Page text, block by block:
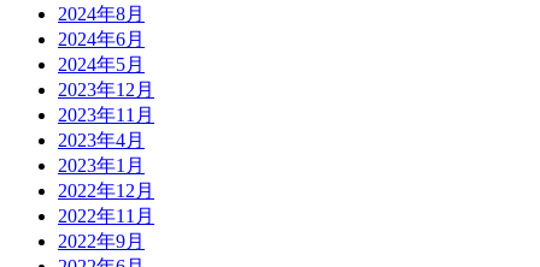
2024年8月
2024年6月
2024年5月
2023年12月
2023年11月
2023年4月
2023年1月
2022年12月
2022年11月
2022年9月